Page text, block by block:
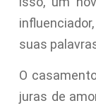
suas
O
juras de